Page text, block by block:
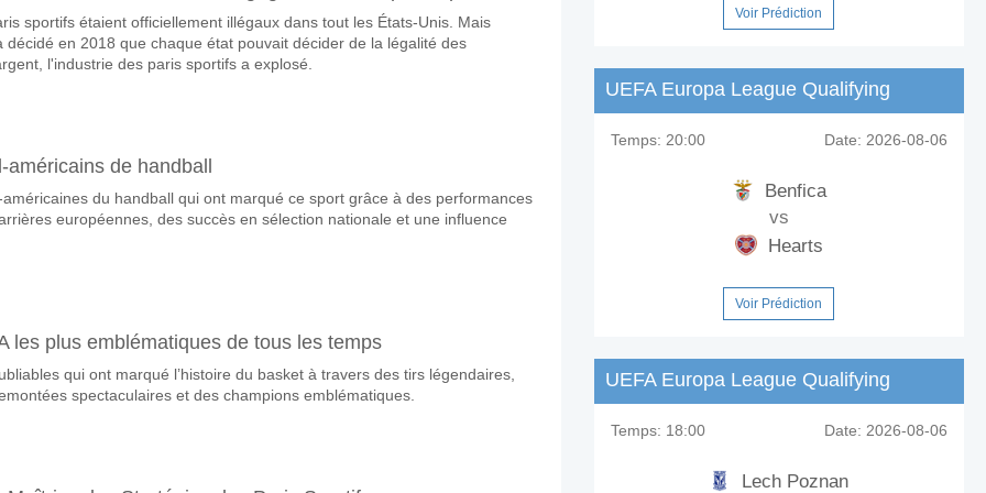
pour gagner entre NK Lokomotiva Zagreb v Istra 1961?
le Gagnant du match, avec une probabilité de 42%
elles dans le match NK Lokomotiva Zagreb v Istra 1961?
avec un pourcentage de 57%.
attendu entre NK Lokomotiva Zagreb v Istra 1961?
essayer le Résultat Correct de 2-1 qui a un pourcentage de 20%.
sportifs étaient officiellement illégaux dans tout les États-Unis. Mais
décidé en 2018 que chaque état pouvait décider de la légalité des
l'industrie des paris sportifs a explosé.
américains de handball
du handball qui ont marqué ce sport grâce à des performances
européennes, des succès en sélection nationale et une influence
les plus emblématiques de tous les temps
qui ont marqué l’histoire du basket à travers des tirs légendaires,
spectaculaires et des champions emblématiques.
Voir Prédiction
UEFA Europa League Qualifying
Temps: 20:00 Date: 2026-08-06
Benfica
vs
Hearts
Voir Prédiction
UEFA Europa League Qualifying
Temps: 18:00 Date: 2026-08-06
Lech Poznan